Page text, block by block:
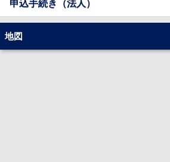
申込手続き（法人）
地図